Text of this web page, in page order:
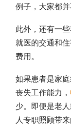
例子，大家都并
此外，还有一
就医的交通和
费用。
如果患者是家
丧失工作能力，
少。即便是老
人专职照顾带